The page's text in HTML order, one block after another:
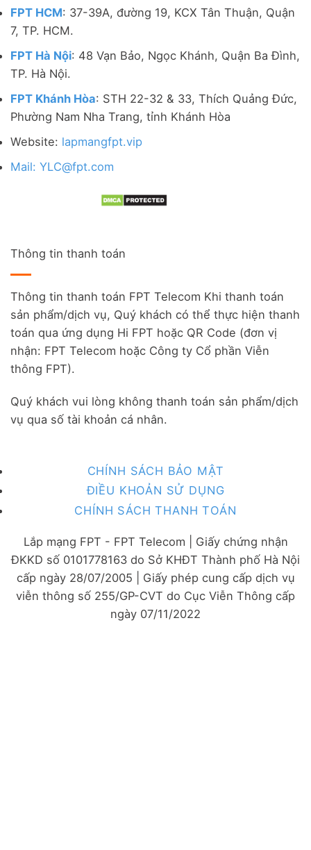
FPT HCM: 37-39A, đường 19, KCX Tân Thuận, Quận
7, TP. HCM.
FPT Hà Nội: 48 Vạn Bảo, Ngọc Khánh, Quận Ba Đình,
TP. Hà Nội.
FPT Khánh Hòa: STH 22-32 & 33, Thích Quảng Đức,
Phường Nam Nha Trang, tỉnh Khánh Hòa
Website: lapmangfpt.vip
Mail: YLC@fpt.com
Thông tin thanh toán
Thông tin thanh toán FPT Telecom Khi thanh toán
sản phẩm/dịch vụ, Quý khách có thể thực hiện thanh
toán qua ứng dụng Hi FPT hoặc QR Code (đơn vị
nhận: FPT Telecom hoặc Công ty Cổ phần Viễn
thông FPT).
Quý khách vui lòng không thanh toán sản phẩm/dịch
vụ qua số tài khoản cá nhân.
CHÍNH SÁCH BẢO MẬT
ĐIỀU KHOẢN SỬ DỤNG
CHÍNH SÁCH THANH TOÁN
Lắp mạng FPT - FPT Telecom | Giấy chứng nhận
ĐKKD số 0101778163 do Sở KHĐT Thành phố Hà Nội
cấp ngày 28/07/2005 | Giấy phép cung cấp dịch vụ
viễn thông số 255/GP-CVT do Cục Viễn Thông cấp
ngày 07/11/2022